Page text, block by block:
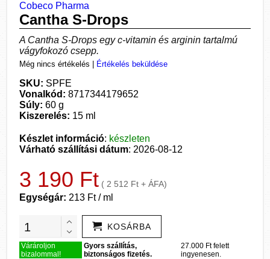
Cobeco Pharma
Cantha S-Drops
A Cantha S-Drops egy c-vitamin és arginin tartalmú
vágyfokozó csepp.
Még nincs értékelés Értékelés beküldése
SKU: SPFE
Vonalkód: 8717344179652
Súly: 60 g
Kiszerelés: 15 ml
Készlet információ: készleten
Várható szállítási dátum: 2026-08-12
3 190 Ft ( 2 512 Ft + ÁFA)
Egységár: 213 Ft / ml
KOSÁRBA
Várároljon
bizalommal!
Gyors szállítás,
biztonságos fizetés.
27.000 Ft felett
ingyenesen.